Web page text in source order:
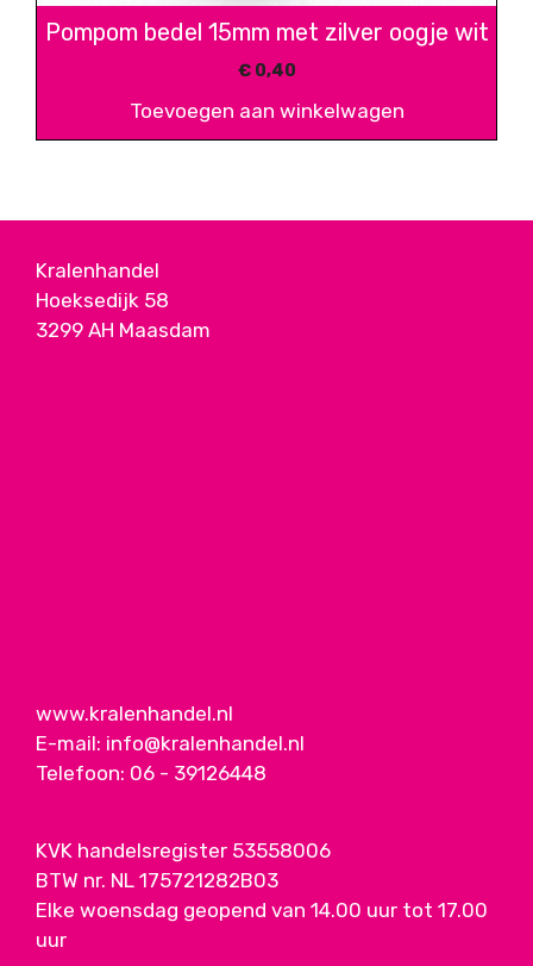
Pompom bedel 15mm met zilver oogje wit
€0,40
Toevoegen aan winkelwagen
Kralenhandel
Hoeksedijk 58
3299 AH Maasdam
www.kralenhandel.nl
E-mail: info@kralenhandel.nl
Telefoon: 06 - 39126448
KVK handelsregister 53558006
BTW nr. NL 175721282B03
Elke woensdag geopend van 14.00 uur tot 17.00
uur